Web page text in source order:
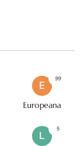
E
Europeana
99
L
5